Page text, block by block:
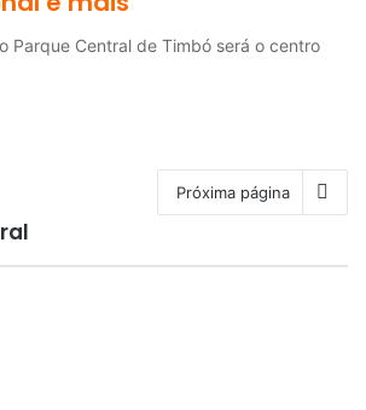
Parque Central de Timbó será o centro
Próxima página